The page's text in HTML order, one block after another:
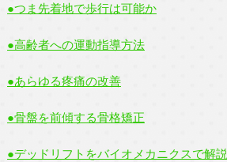
●つま先着地で歩行は可能か
●高齢者への運動指導方法
●あらゆる疼痛の改善
●骨盤を前傾する骨格矯正
●デッドリフトをバイオメカニクスで解説